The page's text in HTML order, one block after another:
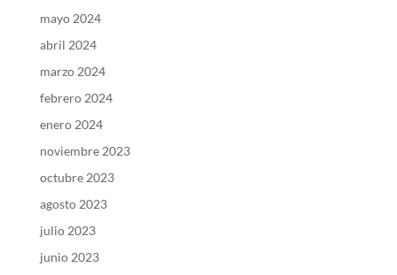
mayo 2024
abril 2024
marzo 2024
febrero 2024
enero 2024
noviembre 2023
octubre 2023
agosto 2023
julio 2023
junio 2023